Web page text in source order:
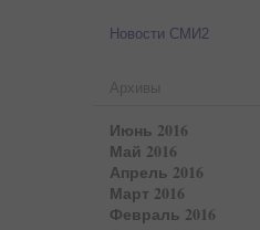
Новости СМИ2
Архивы
Июнь 2016
Май 2016
Апрель 2016
Март 2016
Февраль 2016